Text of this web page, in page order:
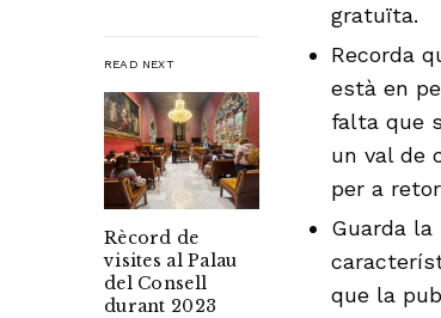
READ NEXT
Rècord de
visites al Palau
del Consell
durant 2023
gratuïta.
Recorda
està en
falta que
un val de
per a
Guarda
que la